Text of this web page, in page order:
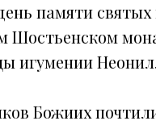
день памяти
Шостьенском
игумении
Божиих